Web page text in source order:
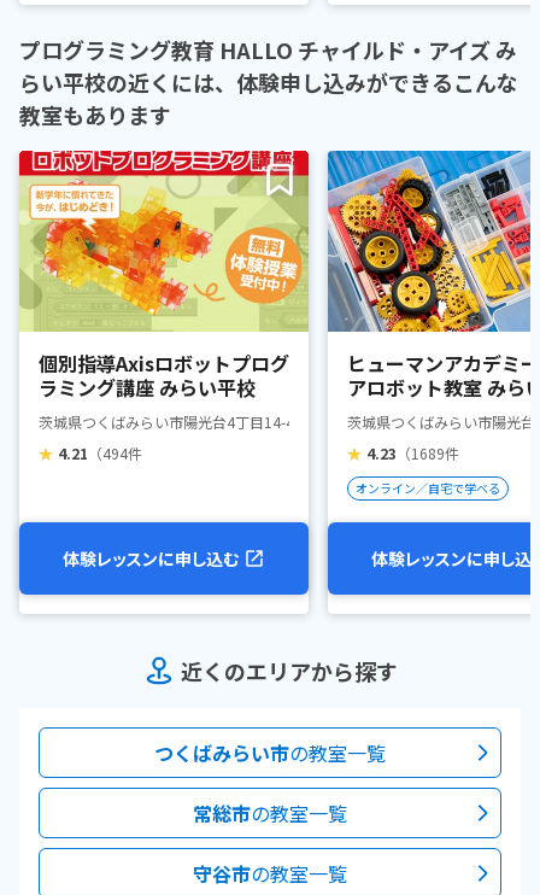
プログラミング教育 HALLO チャイルド・アイズ み
らい平校の近くには、体験申し込みができるこんな
教室もあります
個別指導Axisロボットプログ
ラミング講座 みらい平校
茨城県つくばみらい市陽光台4丁目14-4 ハイツYH3 1階
★ 4.21 （494件
体験レッスンに申し込む
ヒューマンアカデミ
アロボット教室 みら
茨城県つくばみらい市陽光
★ 4.23 （1689件
オンライン／自宅で学べる
体験レッスンに申し込
近くのエリアから探す
つくばみらい市の教室一覧
常総市の教室一覧
守谷市の教室一覧